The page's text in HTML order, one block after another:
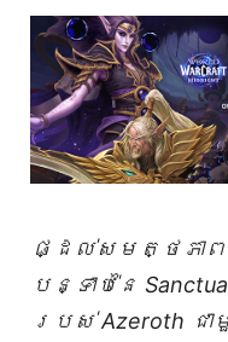
ផ្ដល់សមត្ថភាព
បន្ទាប់នៃ
របស់ Azeroth